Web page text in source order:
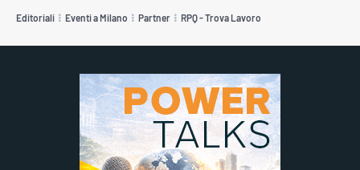
Editoriali Eventi a Milano Partner RPQ - Trova Lavoro